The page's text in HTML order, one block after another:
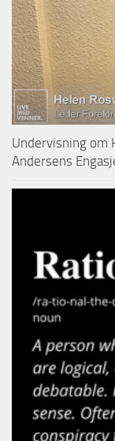
Undervisning om
Andersens